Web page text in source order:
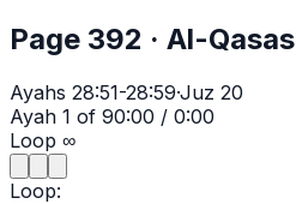
Page 392 · Al-Qasas
Ayahs 28:51-28:59·Juz 20
Ayah 1 of 90:00 / 0:00
Loop ∞
Loop: